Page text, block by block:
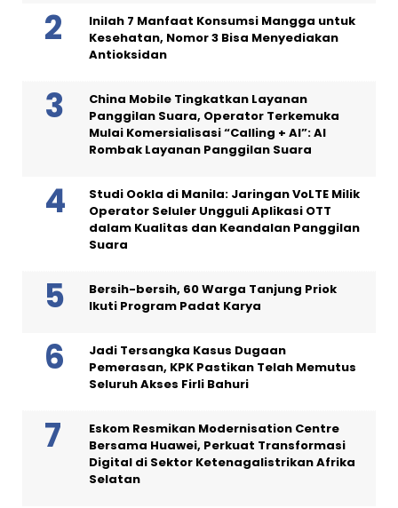
Inilah 7 Manfaat Konsumsi Mangga untuk
Kesehatan, Nomor 3 Bisa Menyediakan
Antioksidan
China Mobile Tingkatkan Layanan
Panggilan Suara, Operator Terkemuka
Mulai Komersialisasi “Calling + AI”: AI
Rombak Layanan Panggilan Suara
Studi Ookla di Manila: Jaringan VoLTE Milik
Operator Seluler Ungguli Aplikasi OTT
dalam Kualitas dan Keandalan Panggilan
Suara
Bersih-bersih, 60 Warga Tanjung Priok
Ikuti Program Padat Karya
Jadi Tersangka Kasus Dugaan
Pemerasan, KPK Pastikan Telah Memutus
Seluruh Akses Firli Bahuri
Eskom Resmikan Modernisation Centre
Bersama Huawei, Perkuat Transformasi
Digital di Sektor Ketenagalistrikan Afrika
Selatan